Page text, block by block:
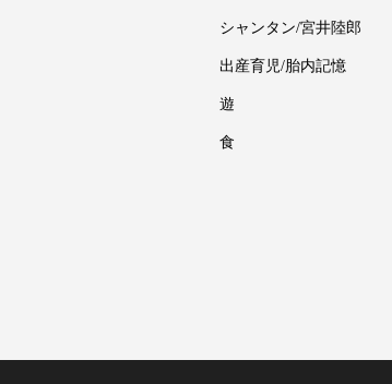
シャンタン/宮井陸郎
出産育児/胎内記憶
遊
食